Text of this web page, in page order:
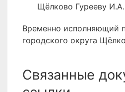
Щёлково Гурееву И.А.
Временно исполняющий
городского округа
Связанные